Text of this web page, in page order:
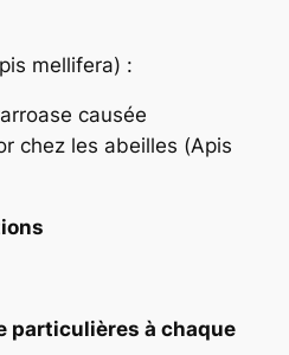
mellifera) :
causée
chez les abeilles (Apis
particulières à chaque